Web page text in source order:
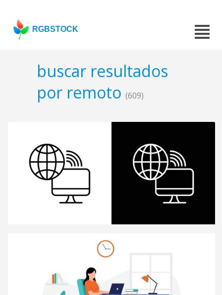
RGBSTOCK
buscar resultados
por remoto (609)